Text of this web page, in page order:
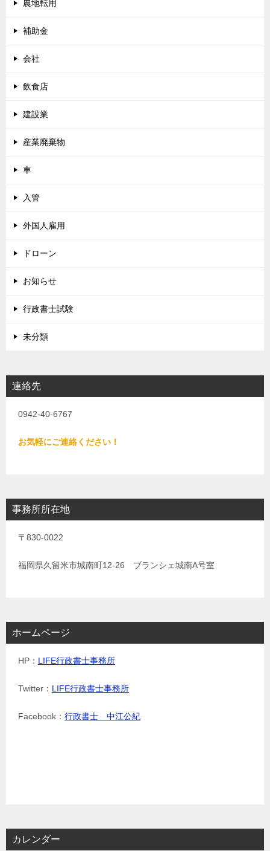
農地転用
補助金
会社
飲食店
建設業
産業廃棄物
車
入管
外国人雇用
ドローン
お知らせ
行政書士試験
未分類
連絡先
0942-40-6767
お気軽にご連絡ください！
事務所所在地
〒830-0022
福岡県久留米市城南町12-26 ブランシェ城南A号室
ホームページ
HP： LIFE行政書士事務所
Twitter： LIFE行政書士事務所
Facebook： 行政書士 中江公紀
カレンダー